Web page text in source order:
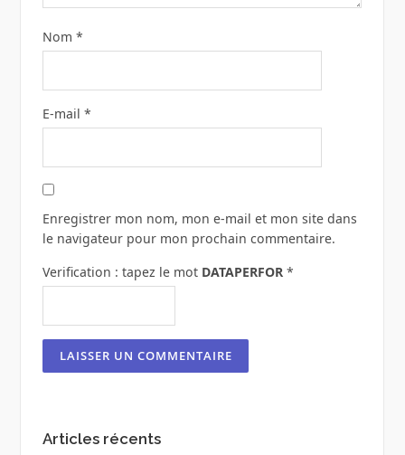
Nom *
E-mail *
Enregistrer mon nom, mon e-mail et mon site dans
le navigateur pour mon prochain commentaire.
Verification : tapez le mot DATAPERFOR *
Articles récents